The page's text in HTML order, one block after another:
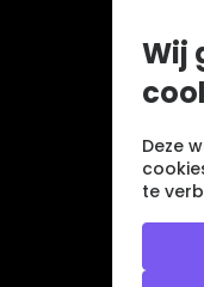
Wij
Deze
te